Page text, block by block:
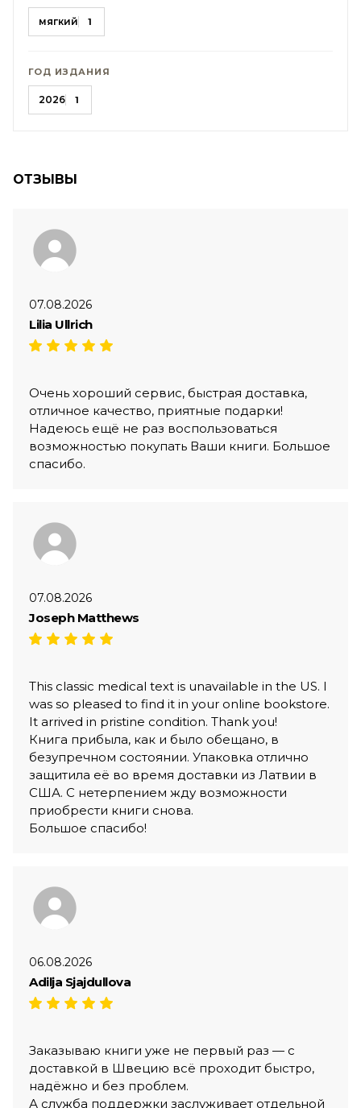
мягкий 1
ГОД ИЗДАНИЯ
2026 1
ОТЗЫВЫ
07.08.2026
Lilia Ullrich
Очень хороший сервис, быстрая доставка,
отличное качество, приятные подарки!
Надеюсь ещё не раз воспользоваться
возможностью покупать Ваши книги. Большое
спасибо.
07.08.2026
Joseph Matthews
This classic medical text is unavailable in the US. I
was so pleased to find it in your online bookstore.
It arrived in pristine condition. Thank you!
Книга прибыла, как и было обещано, в
безупречном состоянии. Упаковка отлично
защитила её во время доставки из Латвии в
США. С нетерпением жду возможности
приобрести книги снова.
Большое спасибо!
06.08.2026
Adilja Sjajdullova
Заказываю книги уже не первый раз — с
доставкой в Швецию всё проходит быстро,
надёжно и без проблем.
А служба поддержки заслуживает отдельной